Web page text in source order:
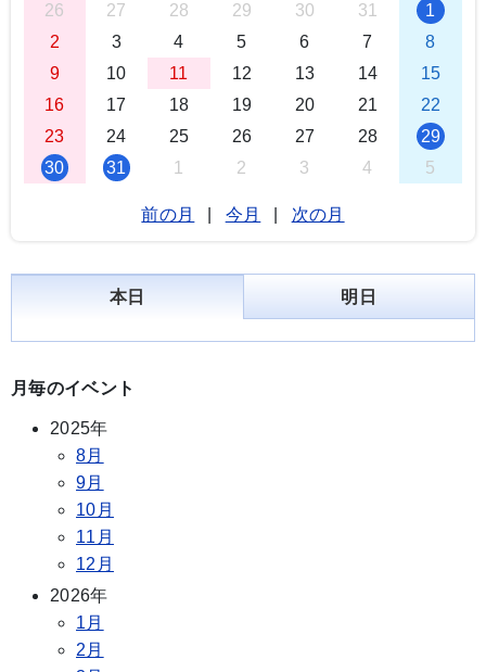
26
27 28 29 30 31
1
2
3 4 5 6 7
8
9
10 11 12 13 14
15
16
17 18 19 20 21
22
23
24 25 26 27 28
29
30
31 1 2 3 4 5
前の月 今月 次の月
本日 明日
月毎のイベント
2025年
8月
9月
10月
11月
12月
2026年
1月
2月